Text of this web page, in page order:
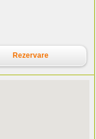
Rezervare